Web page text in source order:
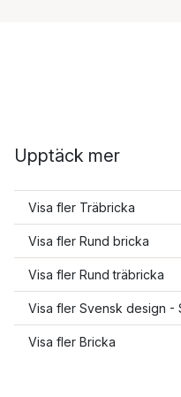
Upptäck mer
Visa fler Träbricka
Visa fler Rund bricka
Visa fler Rund träbricka
Visa fler Svensk design -
Visa fler Bricka